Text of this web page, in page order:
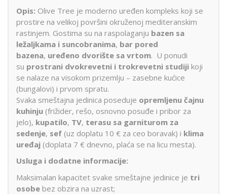
Opis: Olive Tree je moderno uređen kompleks koji se
prostire na velikoj površini okruženoj mediteranskim
rastinjem. Gostima su na raspolaganju bazen sa
ležaljkama i suncobranima, bar pored
bazena, uređeno dvorište sa vrtom. U ponudi
su prostrani dvokrevetni i trokrevetni studiji koji
se nalaze na visokom prizemlju – zasebne kućice
(bungalovi) i prvom spratu.
Svaka smeštajna jedinica poseduje opremljenu čajnu
kuhinju (frižider, rešo, osnovno posuđe i pribor za
jelo), kupatilo, TV, terasu sa garniturom za
sedenje, sef (uz doplatu 10 € za ceo boravak) i klima
uređaj (doplata 7 € dnevno, plaća se na licu mesta).
Usluga i dodatne informacije:
Maksimalan kapacitet svake smeštajne jedinice je tri
osobe bez obzira na uzrast;